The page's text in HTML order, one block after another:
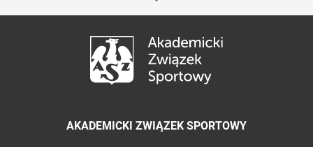
AKADEMICKI ZWIĄZEK SPORTOWY